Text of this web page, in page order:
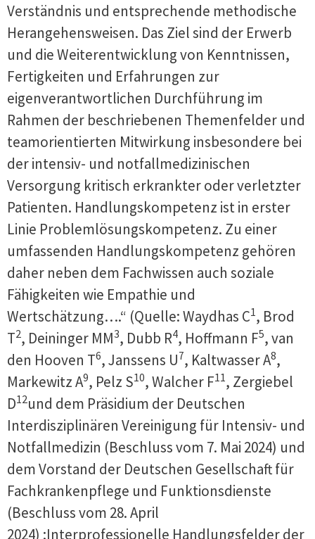
Verständnis und entsprechende methodische
Herangehensweisen. Das Ziel sind der Erwerb
und die Weiterentwicklung von Kenntnissen,
Fertigkeiten und Erfahrungen zur
eigenverantwortlichen Durchführung im
Rahmen der beschriebenen Themenfelder und
teamorientierten Mitwirkung insbesondere bei
der intensiv- und notfallmedizinischen
Versorgung kritisch erkrankter oder verletzter
Patienten. Handlungskompetenz ist in erster
Linie Problemlösungskompetenz. Zu einer
umfassenden Handlungskompetenz gehören
daher neben dem Fachwissen auch soziale
Fähigkeiten wie Empathie und
Wertschätzung….“ (Quelle: Waydhas C1, Brod
T2, Deininger MM3, Dubb R4, Hoffmann F5, van
den Hooven T6, Janssens U7, Kaltwasser A8,
Markewitz A9, Pelz S10, Walcher F11, Zergiebel
D12und dem Präsidium der Deutschen
Interdisziplinären Vereinigung für Intensiv- und
Notfallmedizin (Beschluss vom 7. Mai 2024) und
dem Vorstand der Deutschen Gesellschaft für
Fachkrankenpflege und Funktionsdienste
(Beschluss vom 28. April
2024) ;Interprofessionelle Handlungsfelder der